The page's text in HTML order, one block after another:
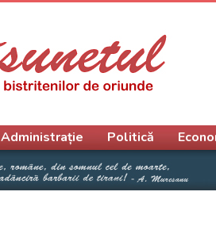
Administrație Politică